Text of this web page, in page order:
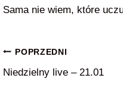
Sama nie wiem, które
Nawigacja
wpisu
POPRZEDNI
Niedzielny live – 21.01